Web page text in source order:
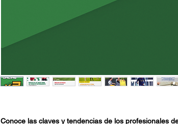
Conoce las claves y tendencias de los profesionales